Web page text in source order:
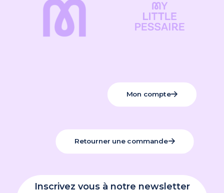
Poids : 0,460kg
Format : 15 x 21 cm
Mon compte
Retourner une commande
Inscrivez vous à notre newsletter